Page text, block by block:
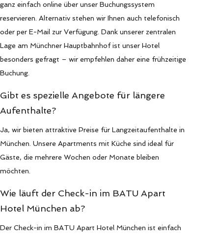
ganz einfach online über unser Buchungssystem
reservieren. Alternativ stehen wir Ihnen auch telefonisch
oder per E-Mail zur Verfügung. Dank unserer zentralen
Lage am Münchner Hauptbahnhof ist unser Hotel
besonders gefragt – wir empfehlen daher eine frühzeitige
Buchung.
Gibt es spezielle Angebote für längere
Aufenthalte?
Ja, wir bieten attraktive Preise für Langzeitaufenthalte in
München. Unsere Apartments mit Küche sind ideal für
Gäste, die mehrere Wochen oder Monate bleiben
möchten.
Wie läuft der Check-in im BATU Apart
Hotel München ab?
Der Check-in im BATU Apart Hotel München ist einfach